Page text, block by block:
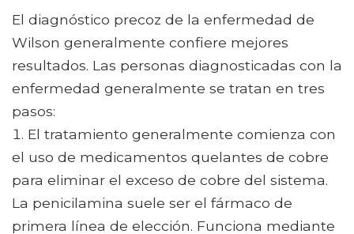
El diagnóstico precoz de la enfermedad de
Wilson generalmente confiere mejores
resultados. Las personas diagnosticadas con la
enfermedad generalmente se tratan en tres
pasos:
El tratamiento generalmente comienza con
el uso de medicamentos quelantes de cobre
para eliminar el exceso de cobre del sistema.
La penicilamina suele ser el fármaco de
primera línea de elección. Funciona mediante